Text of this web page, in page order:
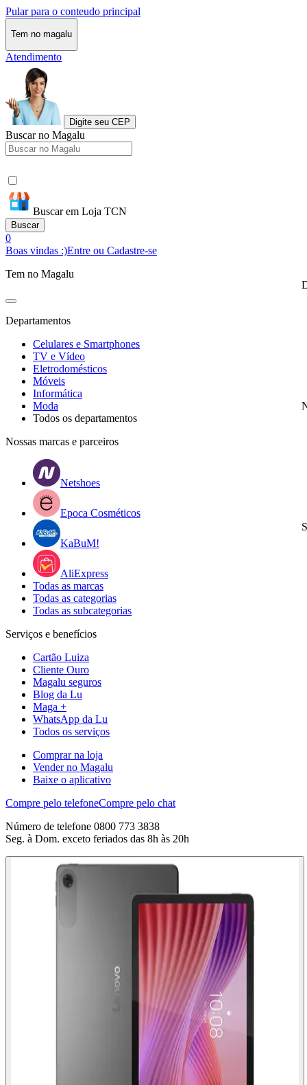
Pular para o conteudo principal
Tem no magalu
Atendimento
Digite seu CEP
Buscar no Magalu
Buscar em Loja TCN
Buscar
0
Boas vindas :)Entre ou Cadastre-se
Tem no Magalu
Departamentos
Celulares e Smartphones
TV e Vídeo
Eletrodomésticos
Móveis
Informática
Moda
Todos os departamentos
Nossas marcas e parceiros
Netshoes
Epoca Cosméticos
KaBuM!
AliExpress
Todas as marcas
Todas as categorias
Todas as subcategorias
Serviços e benefícios
Cartão Luiza
Cliente Ouro
Magalu seguros
Blog da Lu
Maga +
WhatsApp da Lu
Todos os serviços
Comprar na loja
Vender no Magalu
Baixe o aplicativo
Compre pelo telefoneCompre pelo chat
Número de telefone 0800 773 3838
Seg. à Dom. exceto feriados das 8h às 20h